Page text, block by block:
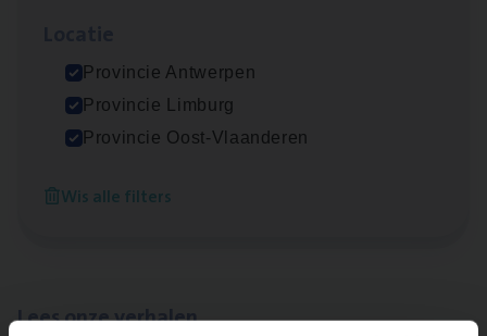
Provincie Antwerpen
Provincie Limburg
Provincie Oost-Vlaanderen
Wis alle filters
Scha­de­be­heer­der verzekeringen
Sint-Niklaas/Temse
Lees onze verhalen